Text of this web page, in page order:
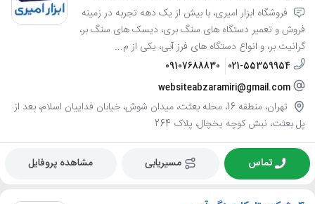
فروشگاه ابزار امیری، با بیش از یک دهه تجربه در زمینه
فروش و تعمیر دستگاه های سنگ بری، دیسک های سنگ بر،
گرانیت بر، و انواع دستگاه های فرز آبی، یکی از م...
021-55359954
09107688830
websiteabzaramiri@gmail.com
تهران، منطقه 16، محله بعثت، میدان شوش، خیابان فداییان اسلام، بعد از
پل بعثت، نبش کوچه یخچال، پلاک 264
تماس مسیریابی مشاهده پروفایل